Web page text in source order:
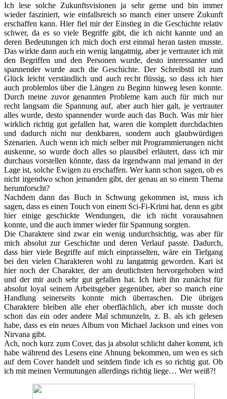
Ich lese solche Zukunftsvisionen ja sehr gerne und bin immer
wieder fasziniert, wie einfallsreich so manch einer unsere Zukunft
erschaffen kann. Hier fiel mir der Einstieg in die Geschichte relativ
schwer, da es so viele Begriffe gibt, die ich nicht kannte und an
deren Bedeutungen ich mich doch erst einmal heran tasten musste.
Das wirkte dann auch ein wenig langatmig, aber je vertrauter ich mit
den Begriffen und den Personen wurde, desto interessanter und
spannender wurde auch die Geschichte. Der Schreibstil ist zum
Glück leicht verständlich und auch recht flüssig, so dass ich hier
auch problemlos über die Längen zu Beginn hinweg lesen konnte.
Durch meine zuvor genannten Probleme kam auch für mich nur
recht langsam die Spannung auf, aber auch hier galt, je vertrauter
alles wurde, desto spannender wurde auch das Buch. Was mir hier
wirklich richtig gut gefallen hat, waren die komplett durchdachten
und dadurch nicht nur denkbaren, sondern auch glaubwürdigen
Szenarien. Auch wenn ich mich selber mit Programmierungen nicht
auskenne, so wurde doch alles so plausibel erläutert, dass ich mir
durchaus vorstellen könnte, dass da irgendwann mal jemand in der
Lage ist, solche Ewigen zu erschaffen. Wer kann schon sagen, ob es
nicht irgendwo schon jemanden gibt, der genau an so einem Thema
herumforscht?
Nachdem dann das Buch in Schwung gekommen ist, muss ich
sagen, dass es einen Touch von einem Sci-Fi-Krimi hat, denn es gibt
hier einige geschickte Wendungen, die ich nicht vorausahnen
konnte, und die auch immer wieder für Spannung sorgten.
Die Charaktere sind zwar ein wenig undurchsichtig, was aber für
mich absolut zur Geschichte und deren Verlauf passte. Dadurch,
dass hier viele Begriffe auf mich einprasselten, wäre ein Tiefgang
bei den vielen Charakteren wohl zu langatmig geworden. Kari ist
hier noch der Charakter, der am deutlichsten hervorgehoben wird
und der mir auch sehr gut gefallen hat. Ich hielt ihn zunächst für
absolut loyal seinem Arbeitsgeber gegenüber, aber so manch eine
Handlung seinerseits konnte mich überraschen. Die übrigen
Charaktere bleiben alle eher oberflächlich, aber ich musste doch
schon das ein oder andere Mal schmunzeln, z. B. als ich gelesen
habe, dass es ein neues Album von Michael Jackson und eines von
Nirvana gibt.
Ach, noch kurz zum Cover, das ja absolut schlicht daher kommt, ich
habe während des Lesens eine Ahnung bekommen, um wen es sich
auf dem Cover handelt und seitdem finde ich es so richtig gut. Ob
ich mit meinen Vermutungen allerdings richtig liege… Wer weiß?!